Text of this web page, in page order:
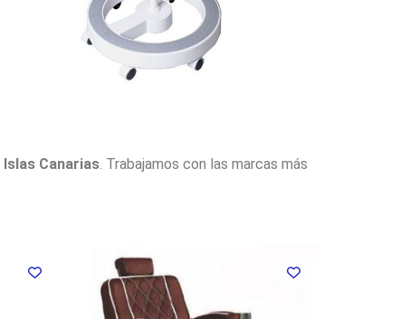
Islas Canarias. Trabajamos con las marcas más